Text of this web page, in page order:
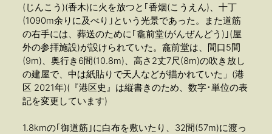
(じんこう)(香木)に火を放つと｢香烟(こうえん)、十丁
(1090m余りに及べり｣という光景であった。また道筋
の右手には、葬送のために｢龕前堂(がんぜんどう)｣(屋
外の参拝施設)が設けられていた。龕前堂は、間口5間
(9m)、奥行き6間(10.8m)、高さ2丈7尺(8m)の吹き放し
の建屋で、中は紙貼りで天人などが描かれていた」(港
区 2021年)(『港区史』は縦書きのため、数字･単位の表
記を変更しています)
1.8kmの｢御道筋｣に白布を敷いたり、32間(57m)に渡っ